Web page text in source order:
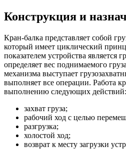
Конструкция и
Кран-балка представляет собой
который имеет циклический
показателем устройства является
определяет вес поднимаемого
механизма выступает
выполняет все операции. Работа
выполнению следующих действий:
захват груза;
рабочий ход с целью
разгрузка;
холостой ход;
возврат к месту загрузки